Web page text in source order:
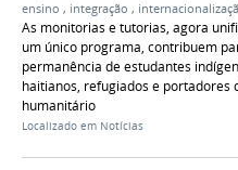
ensino , integração ,
As monitorias e tutorias, agora
um único programa, contribuem
permanência de estudantes
haitianos, refugiados e portadores
humanitário
Localizado em Notícias